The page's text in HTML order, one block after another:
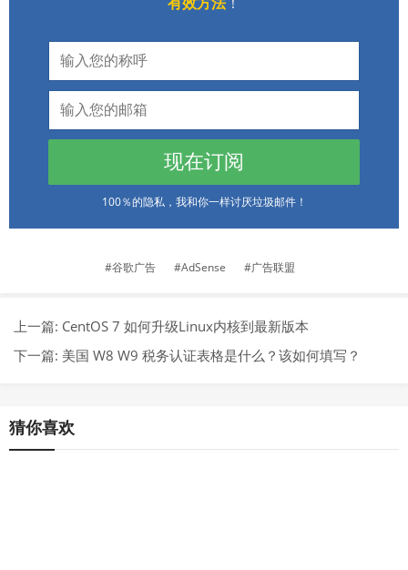
现在订阅
100％的隐私，我和你一样讨厌垃圾邮件！
谷歌广告 AdSense 广告联盟
上一篇: CentOS 7 如何升级Linux内核到最新版本
下一篇: 美国 W8 W9 税务认证表格是什么？该如何填写？
猜你喜欢